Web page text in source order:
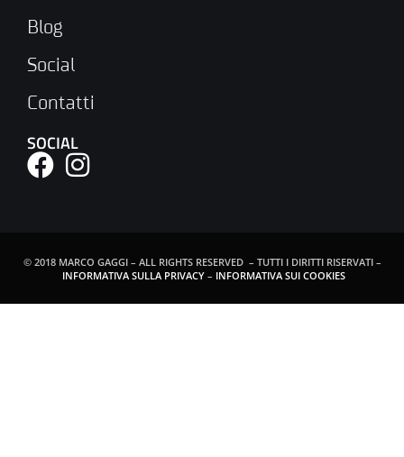
Blog
Social
Contatti
SOCIAL
© 2018 MARCO GAGGI – ALL RIGHTS RESERVED – TUTTI I DIRITTI RISERVATI –
INFORMATIVA SULLA PRIVACY– INFORMATIVA SUI COOKIES